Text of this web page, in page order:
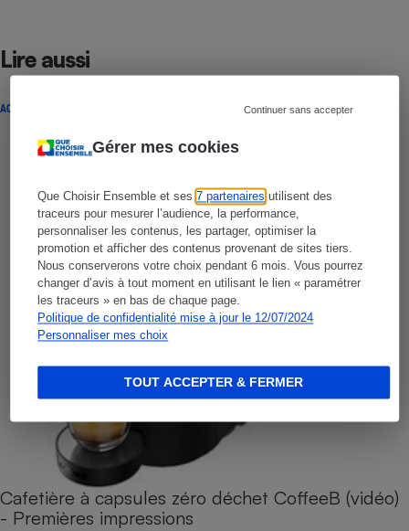
Gérer mes cookies
Que Choisir Ensemble et ses7 partenaires utilisent des
traceurs pour mesurer l’audience, la performance,
personnaliser les contenus, les partager, optimiser la
promotion et afficher des contenus provenant de sites tiers.
Nous conserverons votre choix pendant 6 mois. Vous pourrez
changer d’avis à tout moment en utilisant le lien « paramétrer
les traceurs » en bas de chaque page.
Politique de confidentialité mise à jour le 12/07/2024
Personnaliser mes choix
Continuer sans accepter
TOUT ACCEPTER & FERMER
Lire aussi
ACTUALITÉ
Cafetière à capsules zéro déchet CoffeeB (vidéo)
- Premières impressions